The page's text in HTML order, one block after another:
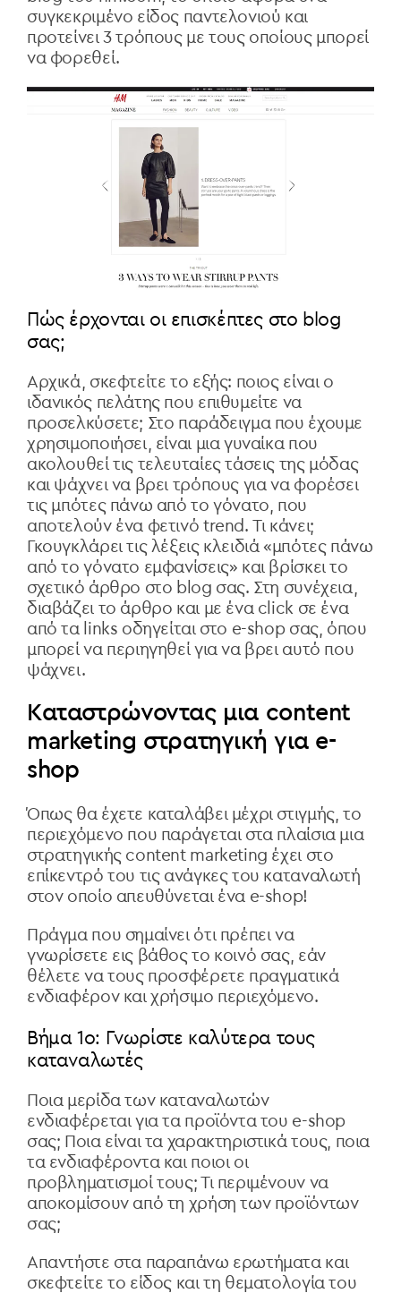
συγκεκριμένο είδος παντελονιού και
προτείνει 3 τρόπους με τους οποίους μπορεί
να φορεθεί.
Πώς έρχονται οι επισκέπτες στο blog
σας;
Αρχικά, σκεφτείτε το εξής: ποιος είναι ο
ιδανικός πελάτης που επιθυμείτε να
προσελκύσετε; Στο παράδειγμα που έχουμε
χρησιμοποιήσει, είναι μια γυναίκα που
ακολουθεί τις τελευταίες τάσεις της μόδας
και ψάχνει να βρει τρόπους για να φορέσει
τις μπότες πάνω από το γόνατο, που
αποτελούν ένα φετινό trend. Τι κάνει;
Γκουγκλάρει τις λέξεις κλειδιά«μπότες πάνω
από το γόνατο εμφανίσεις» και βρίσκει το
σχετικό άρθρο στο blog σας. Στη συνέχεια,
διαβάζει το άρθρο και με ένα click σε ένα
από τα links οδηγείται στο e-shop σας, όπου
μπορεί να περιηγηθεί για να βρει αυτό που
ψάχνει.
Καταστρώνοντας μια content
marketing στρατηγική για e-
shop
Όπως θα έχετε καταλάβει μέχρι στιγμής, το
περιεχόμενο που παράγεται στα πλαίσια μια
στρατηγικής content marketing έχει στο
επίκεντρό του τις ανάγκες του καταναλωτή
στον οποίο απευθύνεται ένα e-shop!
Πράγμα που σημαίνει ότι πρέπει να
γνωρίσετε εις βάθος το κοινό σας, εάν
θέλετε να τους προσφέρετε πραγματικά
ενδιαφέρον και χρήσιμο περιεχόμενο.
Βήμα 1ο: Γνωρίστε καλύτερα τους
καταναλωτές
Ποια μερίδα των καταναλωτών
ενδιαφέρεται για τα προϊόντα του e-shop
σας; Ποια είναι τα χαρακτηριστικά τους, ποια
τα ενδιαφέροντα και ποιοι οι
προβληματισμοί τους; Τι περιμένουν να
αποκομίσουν από τη χρήση των προϊόντων
σας;
Απαντήστε στα παραπάνω ερωτήματα και
σκεφτείτε το είδος και τη θεματολογία του